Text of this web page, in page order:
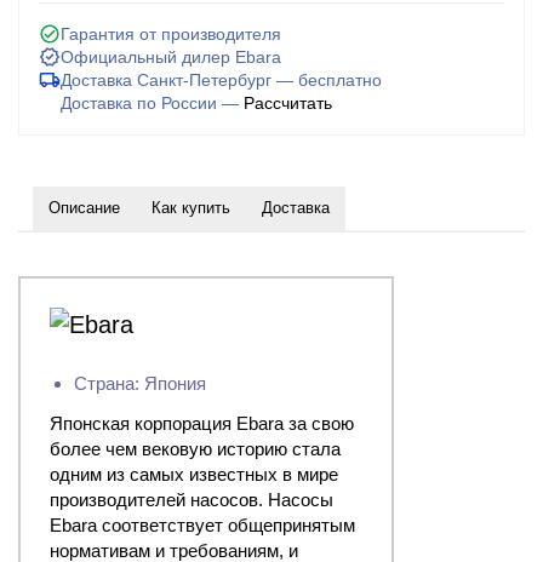
Гарантия от производителя
Официальный дилер Ebara
Доставка Санкт-Петербург — бесплатно
Доставка по России — Рассчитать
Описание Как купить Доставка
Страна: Япония
Японская корпорация Ebara за свою
более чем вековую историю стала
одним из самых известных в мире
производителей насосов. Насосы
Ebara соответствует общепринятым
нормативам и требованиям, и